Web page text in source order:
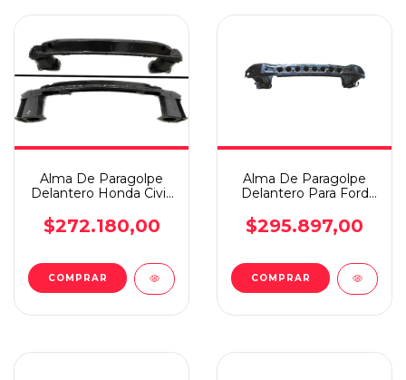
Alma De Paragolpe
Delantero Honda Civic
$272.180,00
COMPRAR
Alma De Paragolpe
Delantero Para Ford
$295.897,00
COMPRAR